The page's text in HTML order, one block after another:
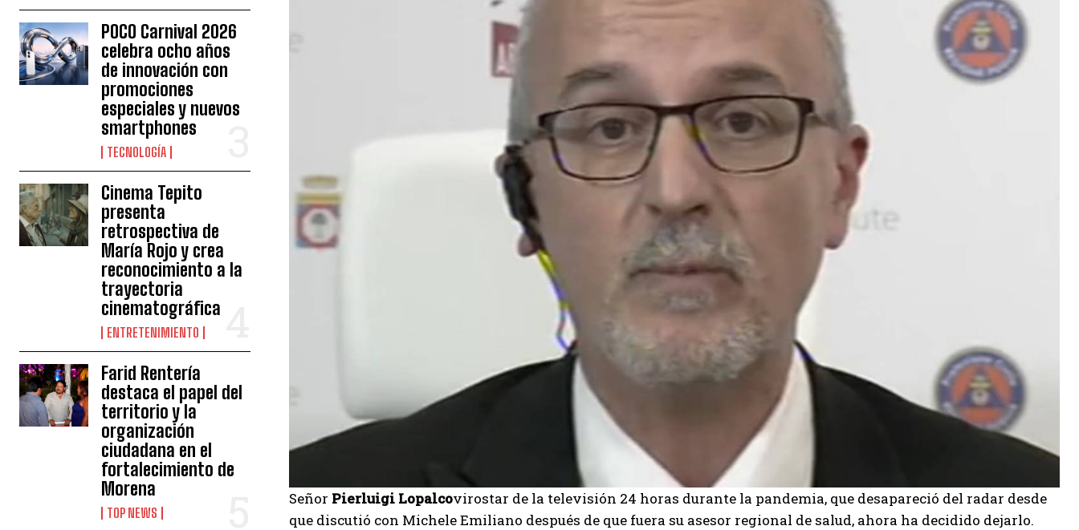
POCO Carnival 2026
celebra ocho años
de innovación con
promociones
especiales y nuevos
smartphones
TECNOLOGÍA
Cinema Tepito
presenta
retrospectiva de
María Rojo y crea
reconocimiento a la
trayectoria
cinematográfica
ENTRETENIMIENTO
Farid Rentería
destaca el papel del
territorio y la
organización
ciudadana en el
fortalecimiento de
Morena
TOP NEWS
Señor Pierluigi Lopalcovirostar de la televisión 24 horas durante la pandemia, que desapareció del radar desde
que discutió con Michele Emiliano después de que fuera su asesor regional de salud, ahora ha decidido dejarlo.